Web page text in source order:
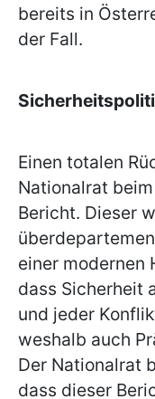
bereits in
der Fall.
Einen totalen
Nationalrat
Bericht. Dieser
einer modernen
dass Sicherheit
und jeder
weshalb auch
Der Nationalrat
dass dieser